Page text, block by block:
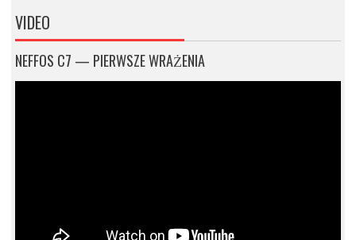
VIDEO
NEFFOS C7 — PIERWSZE WRAŻENIA